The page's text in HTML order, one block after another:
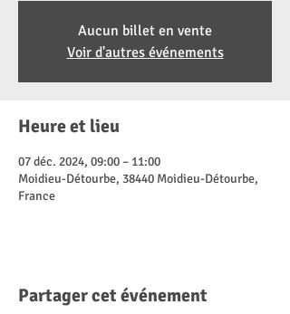
Aucun billet en vente
Voir d'autres événements
Heure et lieu
07 déc. 2024, 09:00 – 11:00
Moidieu-Détourbe, 38440 Moidieu-Détourbe,
France
Partager cet événement